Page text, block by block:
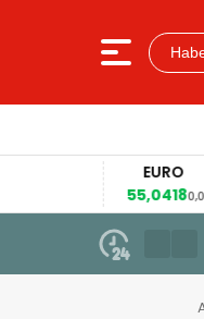
EURO
55,04180,09%